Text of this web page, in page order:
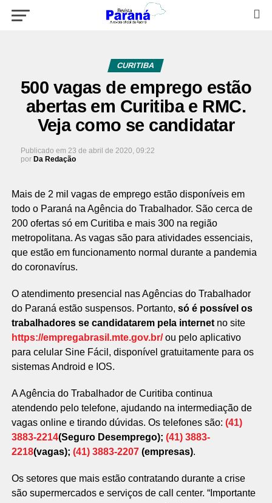
CURITIBA
500 vagas de emprego estão
abertas em Curitiba e RMC.
Veja como se candidatar
Publicado em 23 de abril de 2020, 09:22
por Da Redação
Mais de 2 mil vagas de emprego estão disponíveis em
todo o Paraná na Agência do Trabalhador. São cerca de
200 ofertas só em Curitiba e mais 300 na região
metropolitana. As vagas são para atividades essenciais,
que estão em funcionamento normal durante a pandemia
do coronavírus.
O atendimento presencial nas Agências do Trabalhador
do Paraná estão suspensos. Portanto, só é possível os
trabalhadores se candidatarem pela internetno site
https://empregabrasil.mte.gov.br/ou pelo aplicativo
para celular Sine Fácil, disponível gratuitamente para os
sistemas Android e IOS.
A Agência do Trabalhador de Curitiba continua
atendendo pelo telefone, ajudando na intermediação de
vagas online e tirando dúvidas. Os telefones são: (41)
3883-2214(Seguro Desemprego); (41) 3883-
2218(vagas); (41) 3883-2207(empresas).
Os setores que mais estão contratando durante a crise
são supermercados e serviços de call center. “Importante